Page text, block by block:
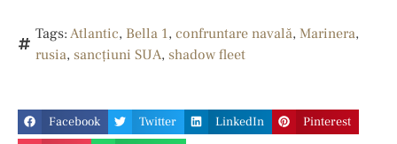
Tags: Atlantic, Bella 1, confruntare navală, Marinera,
rusia, sancțiuni SUA, shadow fleet
Facebook Twitter LinkedIn
Pinterest